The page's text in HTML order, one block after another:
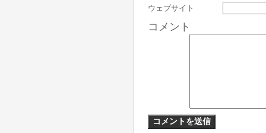
ウェブサイト
コメント